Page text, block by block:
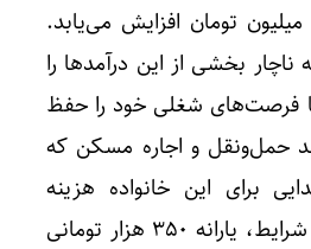
خانواده به ۲۰ تا ۳۰ میلیون تومان افزایش می‌یابد.
ناچار بخشی از این درآمدها را
فرصت‌های شغلی خود را حفظ
حمل‌و‌نقل و اجاره مسکن که
برای این خانواده هزینه
چندانی نبود. در این شرایط، یارانه ۳۵۰ هزار تومانی